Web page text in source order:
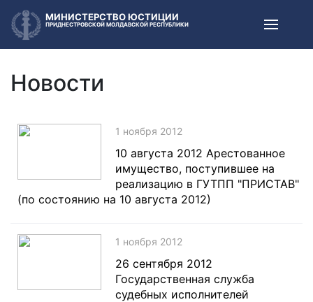
МИНИСТЕРСТВО ЮСТИЦИИ
ПРИДНЕСТРОВСКОЙ МОЛДАВСКОЙ РЕСПУБЛИКИ
Новости
1 ноября 2012
10 августа 2012 Арестованное
имущество, поступившее на
реализацию в ГУТПП "ПРИСТАВ"
(по состоянию на 10 августа 2012)
1 ноября 2012
26 сентября 2012
Государственная служба
судебных исполнителей